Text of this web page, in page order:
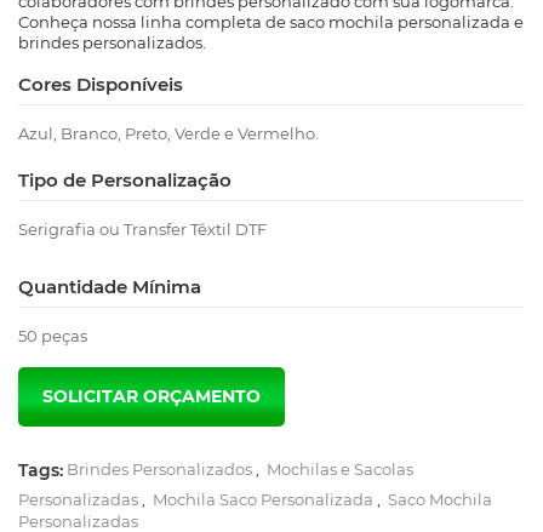
Conheça nossa linha completa de saco mochila personalizada e
brindes personalizados.
Cores Disponíveis
Azul, Branco, Preto, Verde e Vermelho.
Tipo de Personalização
Serigrafia ou Transfer Têxtil DTF
Quantidade Mínima
50 peças
Tags: Brindes Personalizados
Mochilas e Sacolas
Personalizadas
Mochila Saco Personalizada
Saco Mochila
Personalizadas